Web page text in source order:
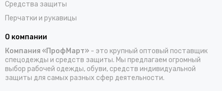
Средства защиты
Перчатки и рукавицы
О компании
Компания «ПрофМарт» - это крупный оптовый поставщик
спецодежды и средств защиты. Мы предлагаем огромный
выбор рабочей одежды, обуви, средств индивидуальной
защиты для самых разных сфер деятельности.